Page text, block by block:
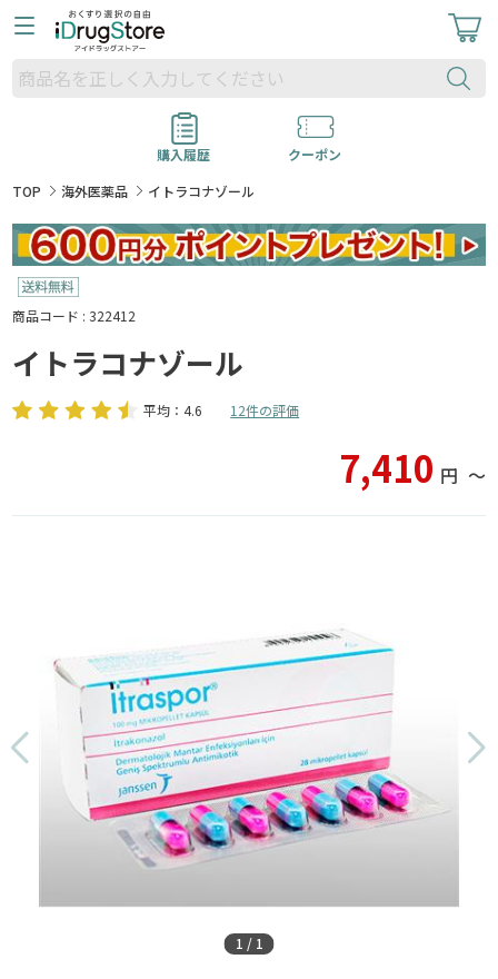
購入履歴
クーポン
TOP
海外医薬品 イトラコナゾール
商品コード : 322412
イトラコナゾール
平均：4.6 12件の評価
7,410 円 〜
1 / 1